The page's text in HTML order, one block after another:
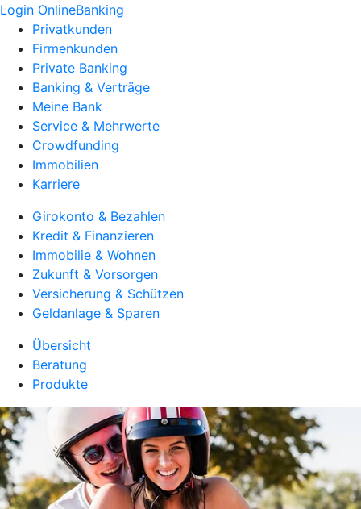
Login OnlineBanking
Privatkunden
Firmenkunden
Private Banking
Banking & Verträge
Meine Bank
Service & Mehrwerte
Crowdfunding
Immobilien
Karriere
Girokonto & Bezahlen
Kredit & Finanzieren
Immobilie & Wohnen
Zukunft & Vorsorgen
Versicherung & Schützen
Geldanlage & Sparen
Übersicht
Beratung
Produkte